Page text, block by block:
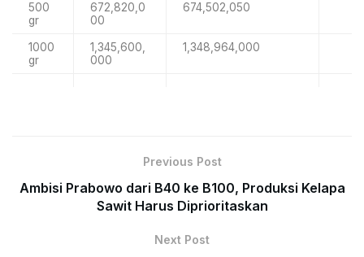
500
gr
672,820,0
00
674,502,050
1000
gr
1,345,600,
000
1,348,964,000
Previous Post
Ambisi Prabowo dari B40 ke B100, Produksi Kelapa
Sawit Harus Diprioritaskan
Next Post